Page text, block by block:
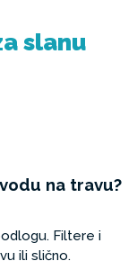
slanu
na travu?
Filtere i
ili slično.